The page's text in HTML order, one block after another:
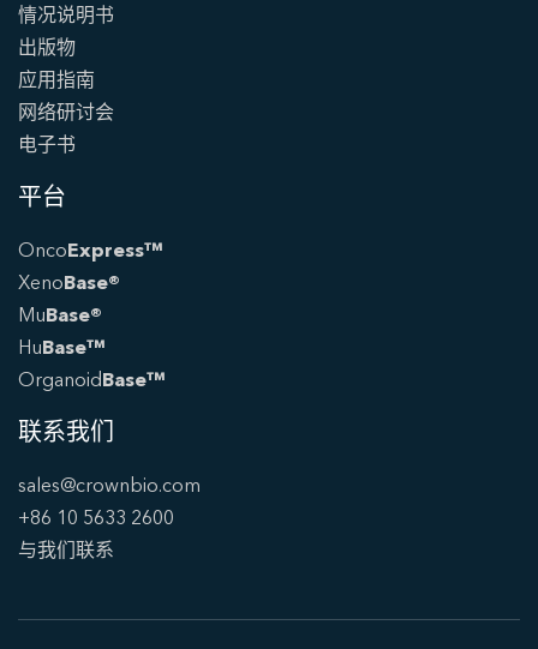
情况说明书
出版物
应用指南
网络研讨会
电子书
平台
OncoExpress™
XenoBase®
MuBase®
HuBase™
OrganoidBase™
联系我们
sales@crownbio.com
+86 10 5633 2600
与我们联系